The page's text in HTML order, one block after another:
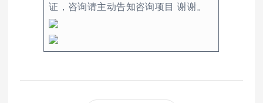
证，咨询请主动告知咨询项目 谢谢。